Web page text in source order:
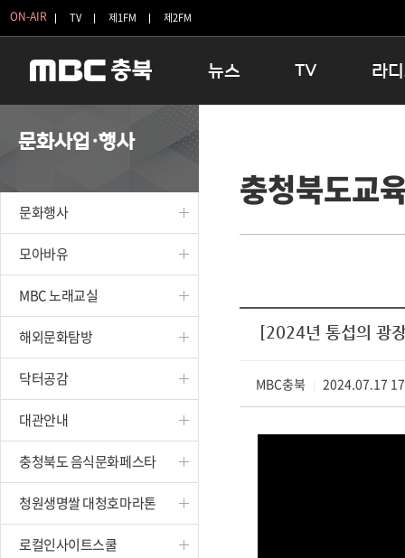
ON-AIR TV 제1FM 제2FM
뉴스
보은
옥천
TV
인생내컷
테마기행 길
라
16:00 완
우리 고
문화사업·행사
문화행사
모아바유
MBC 노래교실
해외문화탐방
닥터공감
대관안내
충청북도 음식문화페스타
청원생명쌀 대청호마라톤
로컬인사이트스쿨
충청북도교
[2024년 통섭의 광
MBC충북 2024.07.17